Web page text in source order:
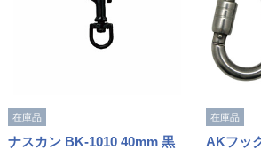
在庫品
ナスカン BK-1010 40mm 黒
在庫品
AKフッ